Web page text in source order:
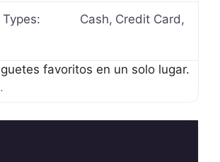
Cash, Credit Card,
favoritos en un solo lugar.